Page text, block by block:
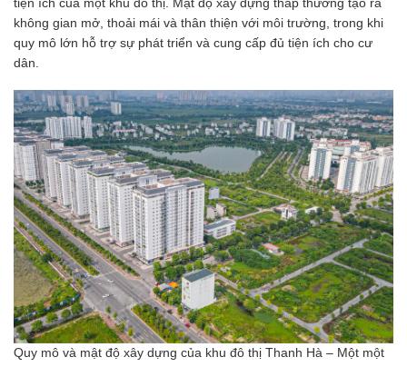
tiện ích của một khu đô thị. Mật độ xây dựng thấp thường tạo ra
không gian mở, thoải mái và thân thiện với môi trường, trong khi
quy mô lớn hỗ trợ sự phát triển và cung cấp đủ tiện ích cho cư
dân.
Quy mô và mật độ xây dựng của khu đô thị Thanh Hà – Một một